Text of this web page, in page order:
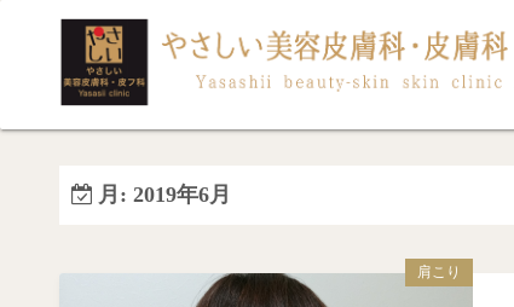
月: 2019年6月
肩こり